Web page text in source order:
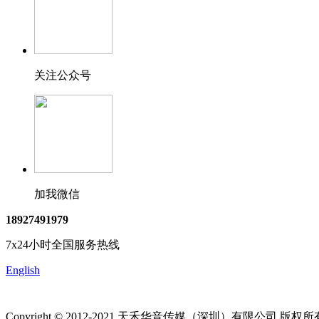
关注公众号
加我微信
18927491979
7x24小时全国服务热线
English
Copyright © 2012-2021 天禾华音传媒（深圳）有限公司 版权所